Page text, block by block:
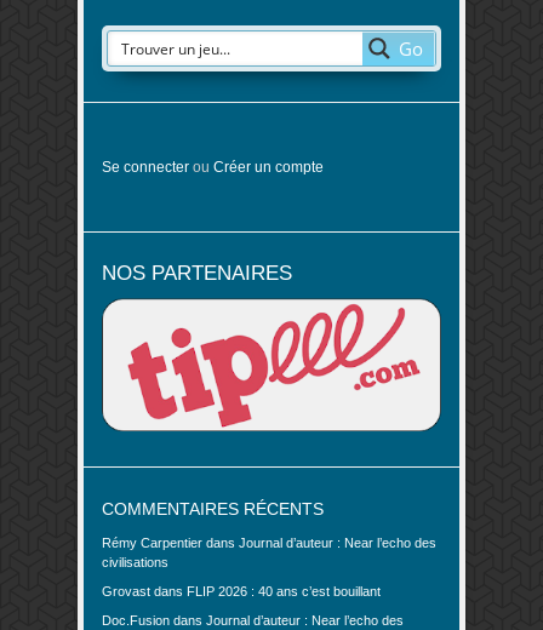
Go
Se connecter ou Créer un compte
NOS PARTENAIRES
COMMENTAIRES RÉCENTS
Rémy Carpentier dans Journal d’auteur : Near l’echo des
civilisations
Grovast dans FLIP 2026 : 40 ans c’est bouillant
Doc.Fusion dans Journal d’auteur : Near l’echo des